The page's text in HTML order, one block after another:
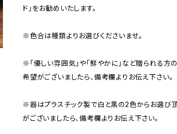
ド」をお勧めいたします。
※色合は種類よりお選びくださいませ。
※「優しい雰囲気」や「鮮やかに」など贈られる方
希望がございましたら、備考欄よりお伝え下さい。
※器はプラスチック製で白と黒の2色からお選び
がございましたら、備考欄よりお伝え下さい。